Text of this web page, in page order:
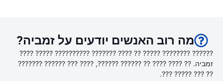
מה רוב האנשים יודעים על זמביה?
?????? ???????? ????? ?? ???? ??????? ?????????? ????? ????
זמביה. ?? ???? ???? ?? ?????? ??????, ???? ??? ?????? ???????
?? ??? ????? ???.